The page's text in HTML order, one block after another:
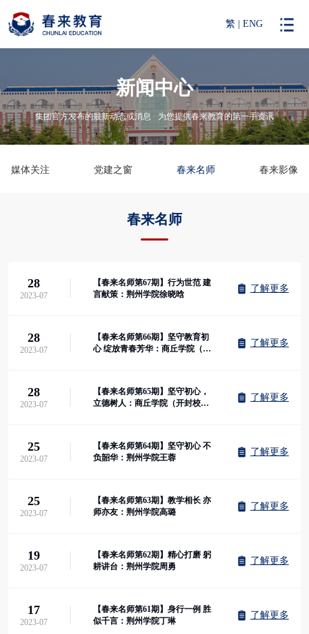
繁 ENG
新闻中心
集团官方发布的最新动态或消息 为您提供春来教育的第一手资讯
媒体关注 党建之窗 春来名师 春来影像
春来名师
28
2023-07
【春来名师第67期】行为世范 建
言献策：荆州学院徐晓晗
了解更多
28
2023-07
【春来名师第66期】坚守教育初
心 绽放青春芳华：商丘学院（开
了解更多
28
2023-07
【春来名师第65期】坚守初心，
立德树人：商丘学院（开封校
了解更多
25
2023-07
【春来名师第64期】坚守初心 不
负韶华：荆州学院王蓉
了解更多
25
2023-07
【春来名师第63期】教学相长 亦
师亦友：荆州学院高璐
了解更多
19
2023-07
【春来名师第62期】精心打磨 躬
耕讲台：荆州学院周勇
了解更多
17
2023-07
【春来名师第61期】身行一例 胜
似千言：荆州学院丁琳
了解更多